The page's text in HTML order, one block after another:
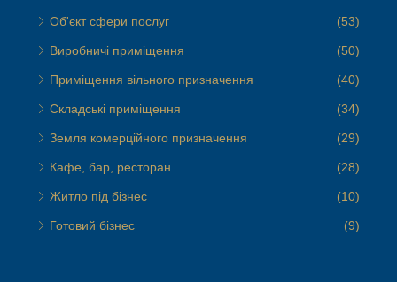
Об'єкт сфери послуг (53)
Виробничі приміщення (50)
Приміщення вільного призначення (40)
Складські приміщення (34)
Земля комерційного призначення (29)
Кафе, бар, ресторан (28)
Житло під бізнес (10)
Готовий бізнес (9)